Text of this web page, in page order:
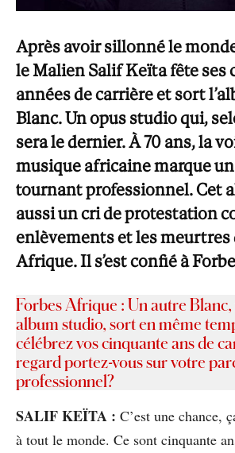
Après avoir sillonné le
le Malien Salif Keïta fête ses
années de carrière et sort
Blanc. Un opus studio qui,
sera le dernier. À 70 ans, la
musique africaine marque
tournant professionnel. Cet
aussi un cri de protestation
enlèvements et les meurtres
Afrique. Il s’est confié à
Forbes Afrique : Un autre
album studio, sort en même
célébrez vos cinquante ans de
regard portez-vous sur votre
professionnel?
SALIF KEÏTA : C’est une chance,
à tout le monde. Ce sont cinquante